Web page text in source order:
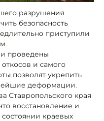
разрушения
безопасность
приступили
проведены
и самого
позволят укрепить
деформации.
Ставропольского края
восстановление и
краевых